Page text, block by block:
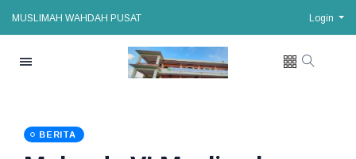
MUSLIMAH WAHDAH PUSAT Login
BERITA